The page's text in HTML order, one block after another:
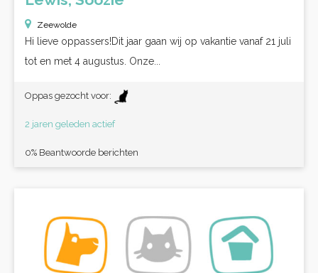
Zeewolde
Hi lieve oppassers!Dit jaar gaan wij op vakantie vanaf 21 juli
tot en met 4 augustus. Onze...
Oppas gezocht voor:
2 jaren geleden actief
0% Beantwoorde berichten